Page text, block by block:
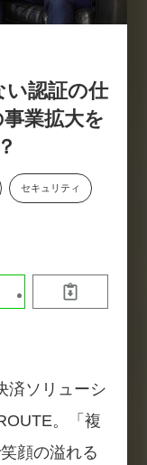
業は何から始める
ノベーションを
投資される事業の
巻き込みのリアル
い認証の仕
業拡大を
セキュリティ
済ソリューシ
。「複
顔の溢れる